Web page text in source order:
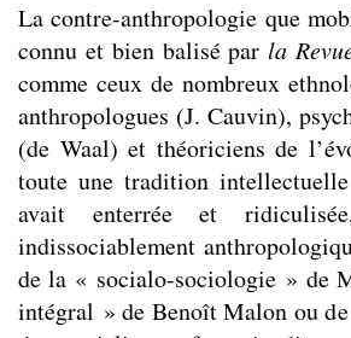
La contre-anthropologie que
connu et bien balisé parla
comme ceux de nombreux
anthropologues (J. Cauvin),
(de Waal) et théoriciens de
toute une tradition
avait enterrée et
indissociablement
de la « socialo-sociologie » de
intégral » de Benoît Malon ou